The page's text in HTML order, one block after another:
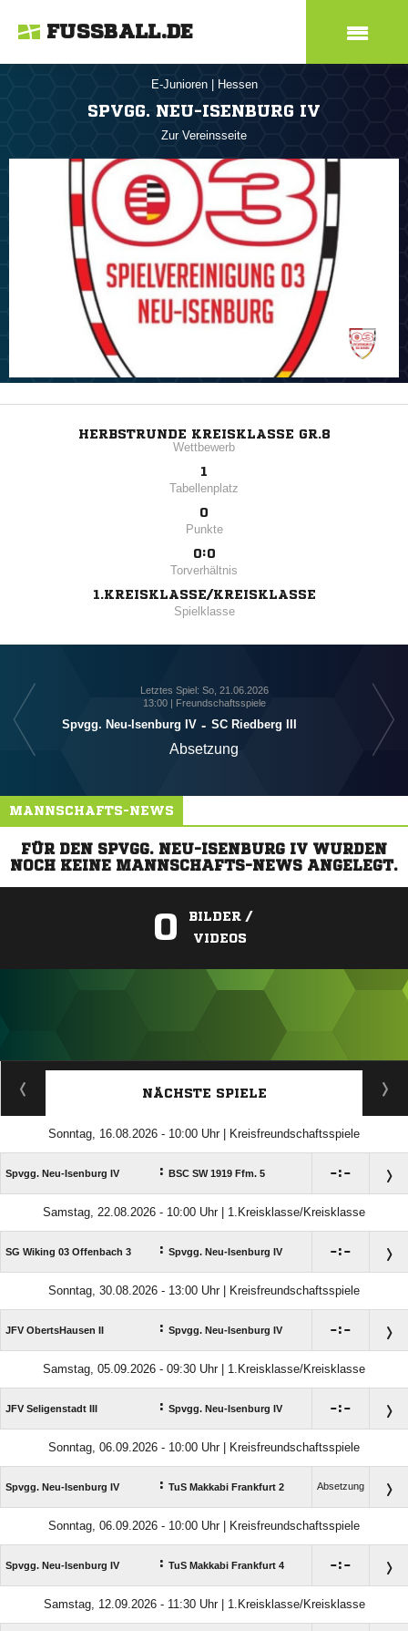
FUSSBALL.DE
E-Junioren Hessen
SPVGG. NEU-ISENBURG IV
Zur Vereinsseite
HERBSTRUNDE KREISKLASSE GR.8
Wettbewerb
1
Tabellenplatz
0
Punkte
0:0
Torverhältnis
1.KREISKLASSE/KREISKLASSE
Spielklasse
Letztes Spiel: So, 21.06.2026
13:00 | Freundschaftsspiele
Spvgg. Neu-Isenburg IV - SC Riedberg III
Absetzung
MANNSCHAFTS-NEWS
FÜR DEN SPVGG. NEU-ISENBURG IV WURDEN
NOCH KEINE MANNSCHAFTS-NEWS ANGELEGT.
0
BILDER /
VIDEOS
ANZEIGE
NÄCHSTE SPIELE
Sonntag, 16.08.2026 - 10:00 Uhr | Kreisfreundschaftsspiele
Spvgg. Neu-Isenburg IV : BSC SW 1919 Ffm. 5 :
Samstag, 22.08.2026 - 10:00 Uhr | 1.Kreisklasse/Kreisklasse
SG Wiking 03 Offenbach 3 : Spvgg. Neu-Isenburg IV :
Sonntag, 30.08.2026 - 13:00 Uhr | Kreisfreundschaftsspiele
JFV ObertsHausen II : Spvgg. Neu-Isenburg IV :
Samstag, 05.09.2026 - 09:30 Uhr | 1.Kreisklasse/Kreisklasse
JFV Seligenstadt III : Spvgg. Neu-Isenburg IV :
Sonntag, 06.09.2026 - 10:00 Uhr | Kreisfreundschaftsspiele
Spvgg. Neu-Isenburg IV : TuS Makkabi Frankfurt 2 Absetzung
Sonntag, 06.09.2026 - 10:00 Uhr | Kreisfreundschaftsspiele
Spvgg. Neu-Isenburg IV : TuS Makkabi Frankfurt 4 :
Samstag, 12.09.2026 - 11:30 Uhr | 1.Kreisklasse/Kreisklasse